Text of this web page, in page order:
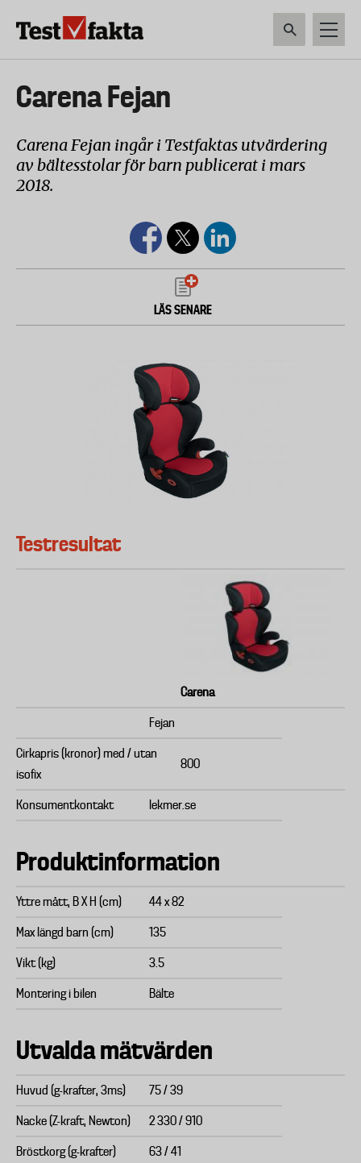
Huvudmeny
ny
Carena Fejan
Carena Fejan ingår i Testfaktas utvärdering
av bältesstolar för barn publicerat i mars
2018.
LÄS SENARE
Testresultat
Carena
Fejan
Cirkapris (kronor) med / utan
isofix
800
Konsumentkontakt lekmer.se
Produktinformation
Yttre mått, B X H (cm) 44 x 82
Max längd barn (cm) 135
Vikt (kg) 3.5
Montering i bilen Bälte
Utvalda mätvärden
Huvud (g-krafter, 3ms) 75 / 39
Nacke (Z-kraft, Newton) 2 330 / 910
Bröstkorg (g-krafter) 63 / 41